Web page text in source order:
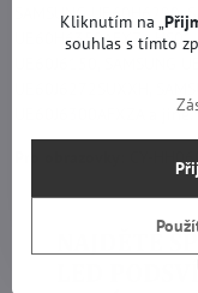
SAMSUNG UE60H6290,
UE60H6350AFXZA
UE60J6150, SAMSUNG
UE60J6300AFXZA a jiné.
CY-
Kliknutím na „
souhlas s tímto